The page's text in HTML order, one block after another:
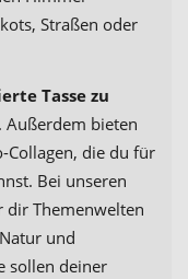
Straßen oder
Tasse zu
Außerdem bieten
Collagen, die du für
Bei unseren
dir Themenwelten
und
sollen deiner